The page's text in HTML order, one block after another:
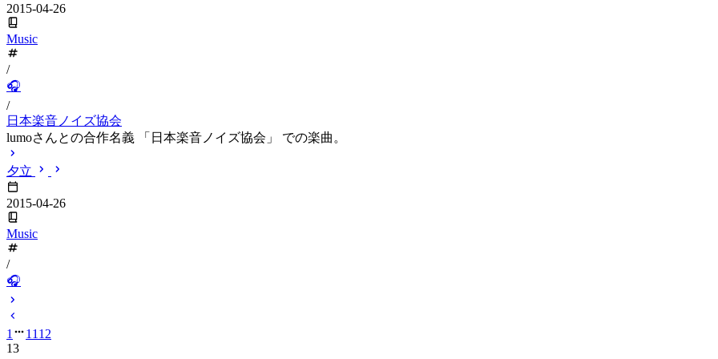
2015-04-26
Music
/
🎧
/
日本楽音ノイズ協会
lumoさんとの合作名義 「日本楽音ノイズ協会」 での楽曲。
夕立
2015-04-26
Music
/
🎧
1 11 12
13